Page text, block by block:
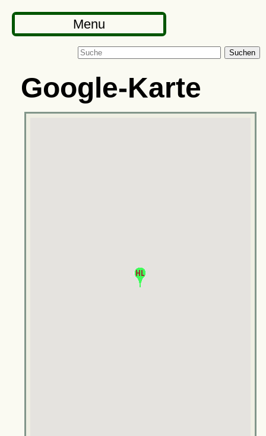
Menu
Suchen
Google-Karte